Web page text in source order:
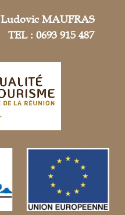
Ludovic MAUFRAS
TEL : 0693 915 487